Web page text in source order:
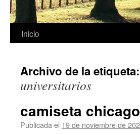
Saltar
contenido
Inicio
Archivo de la etiqueta:
universitarios
camiseta
Publicada el 19 de noviembre de